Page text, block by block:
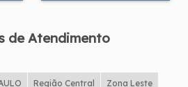
de Atendimento
Região Central Zona Leste